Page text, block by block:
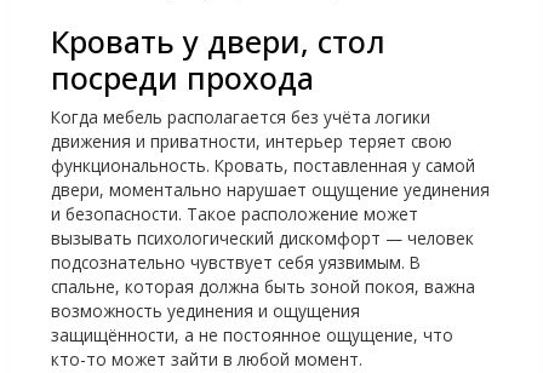
Кровать у двери, стол
посреди прохода
Когда мебель располагается без учёта логики
движения и приватности, интерьер теряет свою
функциональность. Кровать, поставленная у самой
двери, моментально нарушает ощущение уединения
и безопасности. Такое расположение может
вызывать психологический дискомфорт — человек
подсознательно чувствует себя уязвимым. В
спальне, которая должна быть зоной покоя, важна
возможность уединения и ощущения
защищённости, а не постоянное ощущение, что
кто-то может зайти в любой момент.